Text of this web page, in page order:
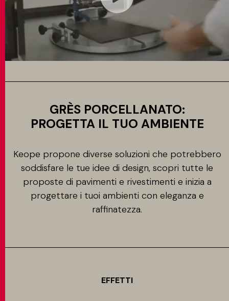
GRÈS PORCELLANATO:
PROGETTA IL TUO AMBIENTE
Keope propone diverse soluzioni che potrebbero
soddisfare le tue idee di design, scopri tutte le
proposte di pavimenti e rivestimenti e inizia a
progettare i tuoi ambienti con eleganza e
raffinatezza.
EFFETTI